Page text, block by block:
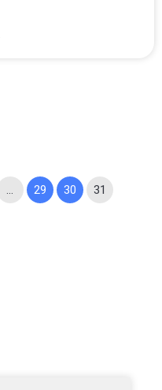
… 29 30 31